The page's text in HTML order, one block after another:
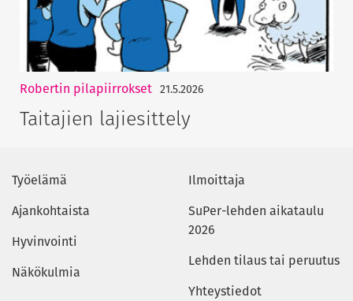
Robertin pilapiirrokset 21.5.2026
Taitajien lajiesittely
Työelämä
Ajankohtaista
Hyvinvointi
Näkökulmia
Ilmoittaja
SuPer-lehden aikataulu
2026
Lehden tilaus tai peruutus
Yhteystiedot